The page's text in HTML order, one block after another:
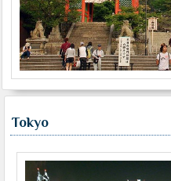
Tokyo